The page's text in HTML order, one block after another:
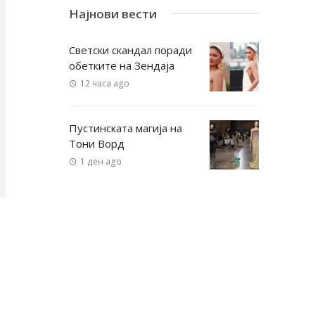
Најнови вести
Светски скандал поради
обетките на Зендаја
12 часа ago
Пустинската магија на
Тони Ворд
1 ден ago